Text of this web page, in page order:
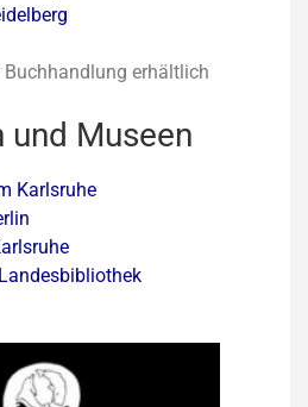
erhältlich
und Museen
Karlsruhe